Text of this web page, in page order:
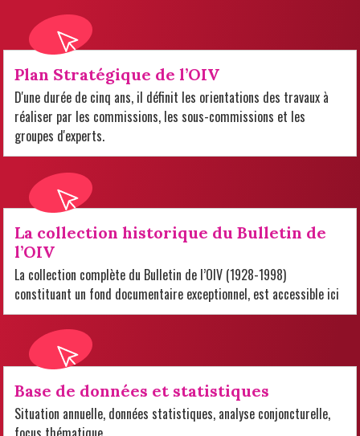
Plan Stratégique de l’OIV
D'une durée de cinq ans, il définit les orientations des travaux à
réaliser par les commissions, les sous-commissions et les
groupes d'experts.
La collection historique du Bulletin de
l’OIV
La collection complète du Bulletin de l’OIV (1928-1998)
constituant un fond documentaire exceptionnel, est accessible ici
Base de données et statistiques
Situation annuelle, données statistiques, analyse conjoncturelle,